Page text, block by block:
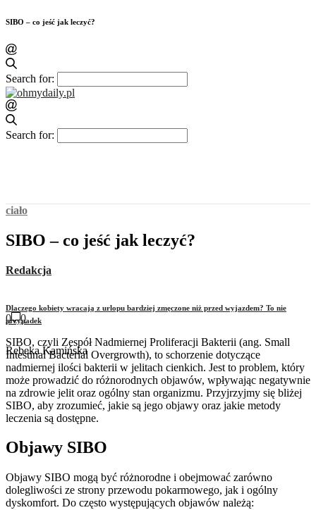
SIBO – co jeść jak leczyć?
Search for:
Search for:
Dlaczego kobiety wracają z urlopu bardziej zmęczone niż przed wyjazdem? To nie
przypadek
Rebeka Kamińska
ciało
SIBO – co jeść jak leczyć?
Redakcja
0
0
SIBO, czyli Zespół Nadmiernej Proliferacji Bakterii (ang. Small
Intestinal Bacterial Overgrowth), to schorzenie dotyczące
nadmiernej ilości bakterii w jelitach cienkich. Jest to problem, który
może prowadzić do różnorodnych objawów, wpływając negatywnie
na zdrowie jelit oraz ogólny stan organizmu. Przyjrzyjmy się bliżej
SIBO, aby zrozumieć, jakie są jego objawy oraz jakie metody
leczenia są dostępne.
Objawy SIBO
Objawy SIBO mogą być różnorodne i obejmować zarówno
dolegliwości ze strony przewodu pokarmowego, jak i ogólny
dyskomfort. Do często występujących objawów należą: